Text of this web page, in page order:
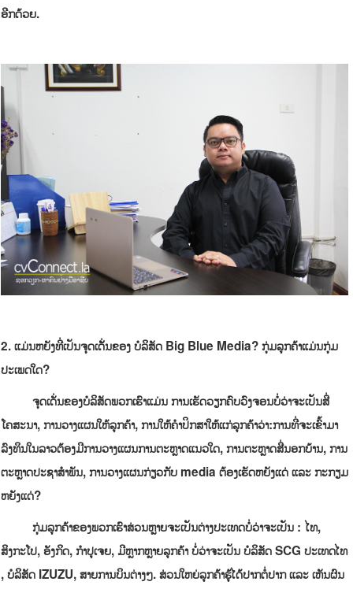
ອີກດ້ວຍ.
2.ແມ່ນຫຍັງທີ່ເປັນຈຸດເດັັ່ນຂອງບໍລິສັດ Big Blue Media?ກຸ່ມລູກຄ້າແມ່ນກຸ່ມ
ປະເພດໃດ?
ຈຸດເດັ່ນຂອງບໍລິສັດພວກເຮົາແມ່ນ ການເຮັດວຽກຄົບວົງຈອນບໍ່ວ່າຈະເປັນສື່
ໂຄສະນາ, ການວາງແຜນໃຫ້ລູກຄ້າ, ການໃຫ້ຄໍາປຶກສາໃຫ້ແກ່ລູກຄ້າວ່າ:ການທີ່ຈະເຂົ້າມາ
ລົງທຶນໃນລາວຕ້ອງມີການວາງແຜນການຕະຫຼາດແນວໃດ, ການຕະຫຼາດສື່ນອກບ້ານ, ການ
ຕະຫຼາດປະຊາສໍາພັນ, ການວາງແຜນກ່ຽວກັບ media ຕ້ອງເຮັດຫຍັງແດ່ ແລະ ກະກຽມ
ຫຍັງແດ່?
ກຸ່ມລູກຄ້າຂອງພວກເຮົາສ່ວນຫຼາຍຈະເປັນຕ່າງປະເທດບໍ່ວ່າຈະເປັນ : ໄທ,
ສິງກະໂປ, ອັງກິດ, ກໍາປູເຈຍ, ມີຫຼາກຫຼາຍລູກຄ້າ ບໍ່ວ່າຈະເປັນ ບໍລິສັດSCG ປະເທດໄທ
, ບໍລິສັດ IZUZU, ສາຍການບິນຕ່າງໆ. ສ່ວນໃຫຍ່ລູກຄ້າຮູ້ໄດ້ປາກຕໍ່ປາກ ແລະ ເຫັນຜົນ